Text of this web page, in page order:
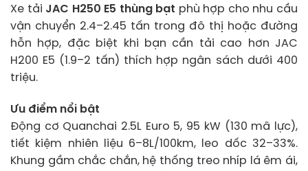
Xe tải JAC H250 E5 thùng bạt phù hợp cho nhu cầu
vận chuyển 2.4–2.45 tấn trong đô thị hoặc đường
hỗn hợp, đặc biệt khi bạn cần tải cao hơn JAC
H200 E5 (1.9–2 tấn) thích hợp ngân sách dưới 400
triệu.
Ưu điểm nổi bật
Động cơ Quanchai 2.5L Euro 5, 95 kW (130 mã lực),
tiết kiệm nhiên liệu 6–8L/100km, leo dốc 32–33%.
Khung gầm chắc chắn, hệ thống treo nhíp lá êm ái,